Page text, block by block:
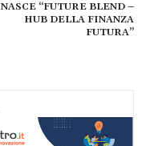
NASCE “FUTURE BLEND –
HUB DELLA FINANZA
FUTURA”